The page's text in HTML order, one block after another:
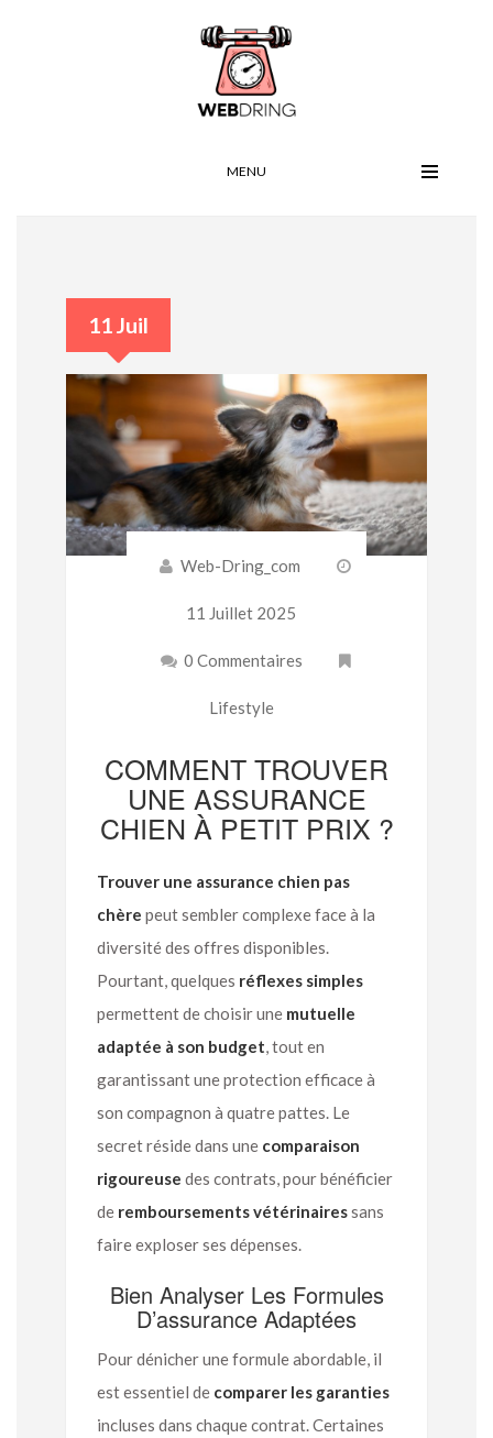
MENU
11 Juil
Web-Dring_com
11 Juillet 2025
0 Commentaires
Lifestyle
COMMENT TROUVER
UNE ASSURANCE
CHIEN À PETIT PRIX ?
Trouver une assurance chien pas
chère peut sembler complexe face à la
diversité des offres disponibles.
Pourtant, quelques réflexes simples
permettent de choisir une mutuelle
adaptée à son budget, tout en
garantissant une protection efficace à
son compagnon à quatre pattes. Le
secret réside dans une comparaison
rigoureuse des contrats, pour bénéficier
de remboursements vétérinairessans
faire exploser ses dépenses.
Bien Analyser Les Formules
D’assurance Adaptées
Pour dénicher une formule abordable, il
est essentiel de comparer les garanties
incluses dans chaque contrat. Certaines